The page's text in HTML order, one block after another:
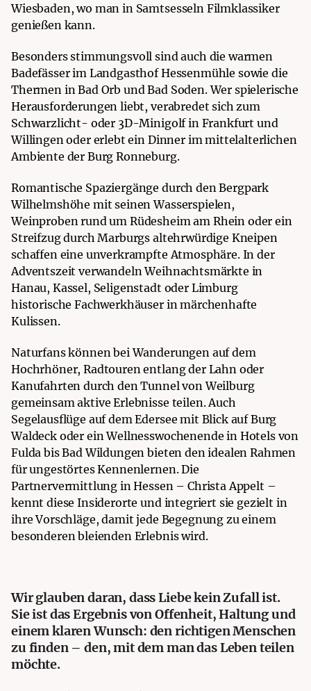
Wiesbaden, wo man in Samtsesseln Filmklassiker
genießen kann.
Besonders stimmungsvoll sind auch die warmen
Badefässer im Landgasthof Hessenmühle sowie die
Thermen in Bad Orb und Bad Soden. Wer spielerische
Herausforderungen liebt, verabredet sich zum
Schwarzlicht- oder 3D-Minigolf in Frankfurt und
Willingen oder erlebt ein Dinner im mittelalterlichen
Ambiente der Burg Ronneburg.
Romantische Spaziergänge durch den Bergpark
Wilhelmshöhe mit seinen Wasserspielen,
Weinproben rund um Rüdesheim am Rhein oder ein
Streifzug durch Marburgs altehrwürdige Kneipen
schaffen eine unverkrampfte Atmosphäre. In der
Adventszeit verwandeln Weihnachtsmärkte in
Hanau, Kassel, Seligenstadt oder Limburg
historische Fachwerkhäuser in märchenhafte
Kulissen.
Naturfans können bei Wanderungen auf dem
Hochrhöner, Radtouren entlang der Lahn oder
Kanufahrten durch den Tunnel von Weilburg
gemeinsam aktive Erlebnisse teilen. Auch
Segelausflüge auf dem Edersee mit Blick auf Burg
Waldeck oder ein Wellnesswochenende in Hotels von
Fulda bis Bad Wildungen bieten den idealen Rahmen
für ungestörtes Kennenlernen. Die
Partnervermittlung in Hessen – Christa Appelt –
kennt diese Insiderorte und integriert sie gezielt in
ihre Vorschläge, damit jede Begegnung zu einem
besonderen bleienden Erlebnis wird.
Wir glauben daran, dass Liebe kein Zufall ist.
Sie ist das Ergebnis von Offenheit, Haltung und
einem klaren Wunsch: den richtigen Menschen
zu finden – den, mit dem man das Leben teilen
möchte.